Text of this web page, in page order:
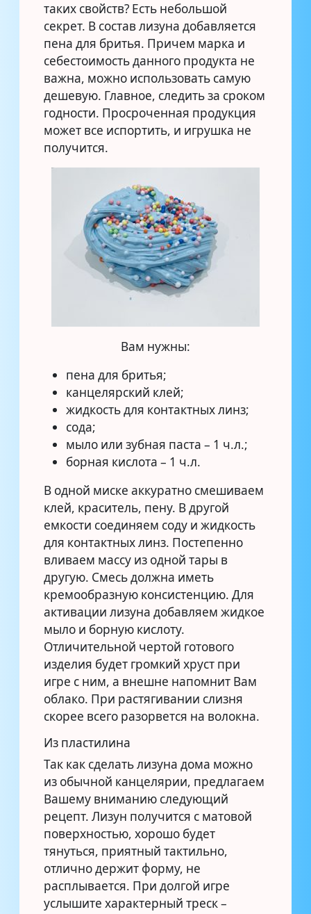
таких свойств? Есть небольшой
секрет. В состав лизуна добавляется
пена для бритья. Причем марка и
себестоимость данного продукта не
важна, можно использовать самую
дешевую. Главное, следить за сроком
годности. Просроченная продукция
может все испортить, и игрушка не
получится.
Вам нужны:
пена для бритья;
канцелярский клей;
жидкость для контактных линз;
сода;
мыло или зубная паста – 1 ч.л.;
борная кислота – 1 ч.л.
В одной миске аккуратно смешиваем
клей, краситель, пену. В другой
емкости соединяем соду и жидкость
для контактных линз. Постепенно
вливаем массу из одной тары в
другую. Смесь должна иметь
кремообразную консистенцию. Для
активации лизуна добавляем жидкое
мыло и борную кислоту.
Отличительной чертой готового
изделия будет громкий хруст при
игре с ним, а внешне напомнит Вам
облако. При растягивании слизня
скорее всего разорвется на волокна.
Из пластилина
Так как сделать лизуна дома можно
из обычной канцелярии, предлагаем
Вашему вниманию следующий
рецепт. Лизун получится с матовой
поверхностью, хорошо будет
тянуться, приятный тактильно,
отлично держит форму, не
расплывается. При долгой игре
услышите характерный треск –